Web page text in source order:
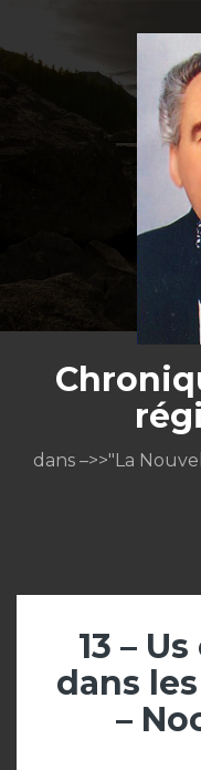
contenu
dans –>>"La
13 –
dans
–